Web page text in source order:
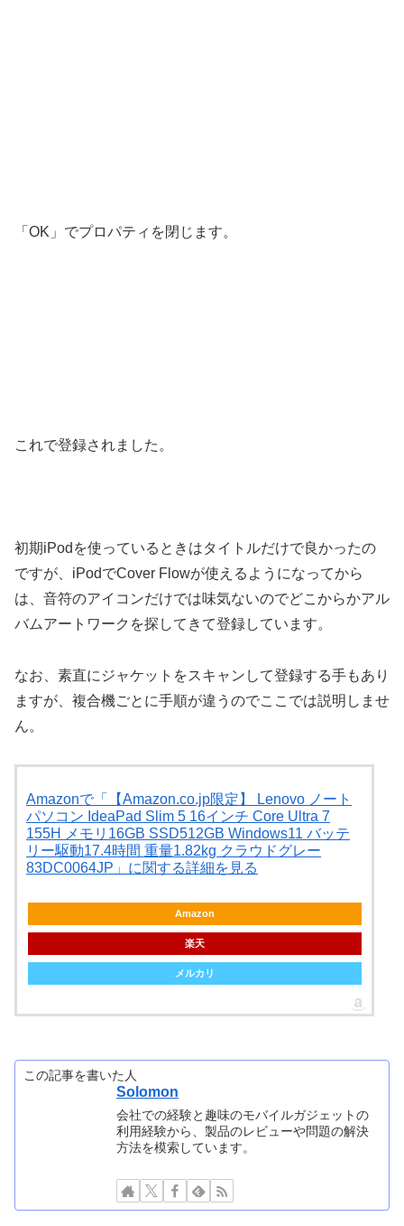
「OK」でプロパティを閉じます。
これで登録されました。
初期iPodを使っているときはタイトルだけで良かったの
ですが、iPodでCover Flowが使えるようになってから
は、音符のアイコンだけでは味気ないのでどこからかアル
バムアートワークを探してきて登録しています。
なお、素直にジャケットをスキャンして登録する手もあり
ますが、複合機ごとに手順が違うのでここでは説明しませ
ん。
Amazonで「【Amazon.co.jp限定】 Lenovo ノート
パソコン IdeaPad Slim 5 16インチ Core Ultra 7
155H メモリ16GB SSD512GB Windows11 バッテ
リー駆動17.4時間 重量1.82kg クラウドグレー
83DC0064JP」に関する詳細を見る
Amazon
楽天
メルカリ
この記事を書いた人
Solomon
会社での経験と趣味のモバイルガジェットの
利用経験から、製品のレビューや問題の解決
方法を模索しています。